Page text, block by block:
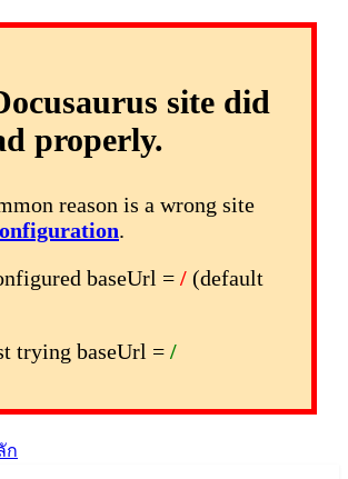
site did
properly.
reason is a wrong site
.
baseUrl = / (default
trying baseUrl = /
ก